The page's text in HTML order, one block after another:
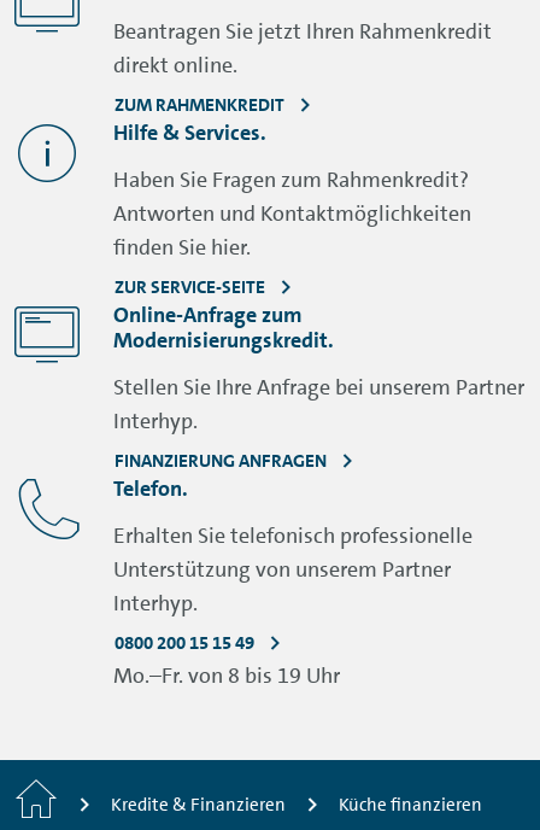
Beantragen Sie jetzt Ihren Rahmenkredit
direkt online.
ZUM RAHMENKREDIT
Hilfe & Services.
Haben Sie Fragen zum Rahmenkredit?
Antworten und Kontaktmöglichkeiten
finden Sie hier.
ZUR SERVICE-SEITE
Online-Anfrage zum
Modernisierungskredit.
Stellen Sie Ihre Anfrage bei unserem Partner
Interhyp.
FINANZIERUNG ANFRAGEN
Telefon.
Erhalten Sie telefonisch professionelle
Unterstützung von unserem Partner
Interhyp.
0800 200 15 15 49
Mo.–Fr. von 8 bis 19 Uhr
Home Kredite & Finanzieren Küche finanzieren